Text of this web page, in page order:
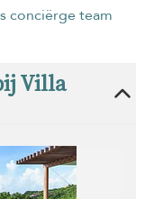
conciërge team
Villa